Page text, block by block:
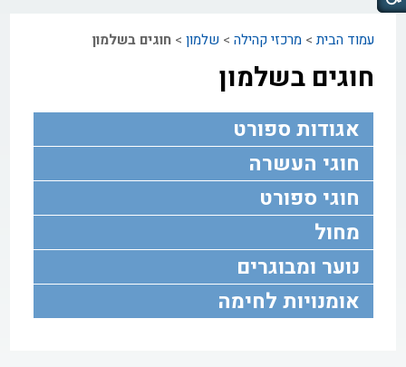
דבר
החברה
צור
קשר
עמוד הבית >מרכזי קהילה >שלמון >חוגים בשלמון
חוגים בשלמון
אגודות ספורט
חוגי העשרה
חוגי ספורט
מחול
נוער ומבוגרים
אומנויות לחימה